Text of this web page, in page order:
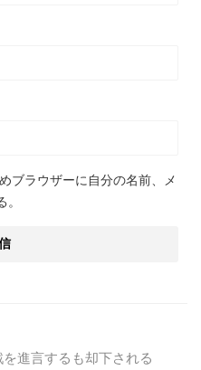
ブラウザーに自分の名前、メ
進言するも却下される